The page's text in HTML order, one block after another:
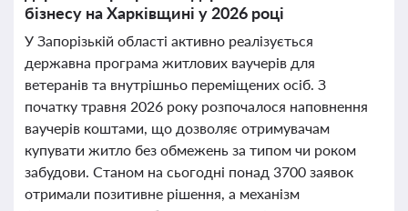
бізнесу на Харківщині у 2026 році
У Запорізькій області активно реалізується
державна програма житлових ваучерів для
ветеранів та внутрішньо переміщених осіб. З
початку травня 2026 року розпочалося наповнення
ваучерів коштами, що дозволяє отримувачам
купувати житло без обмежень за типом чи роком
забудови. Станом на сьогодні понад 3700 заявок
отримали позитивне рішення, а механізм